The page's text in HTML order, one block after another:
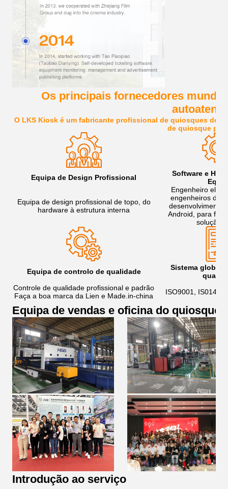
Os principais fornecedores
O LKS Kiosk é um fabricante profissional de quiosques de
de quiosque
Equipa de Design Profissional
Software e
Equipa de design profissional de topo, do
hardware à estrutura interna
Engenheiro
engenheiros de
desenvolvimento
Android, para
solução
Equipa de controlo de qualidade
Sistema global
Controle de qualidade profissional e padrão
Faça a boa marca da Lien e Made.in-china
ISO9001,
Equipa de vendas e oficina do quiosque
Introdução ao serviço